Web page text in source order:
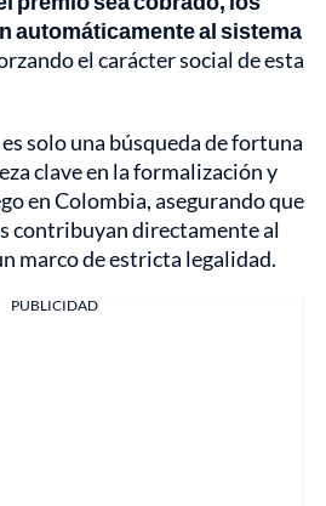
automáticamente al sistema
el carácter social de esta
solo una búsqueda de fortuna
clave en la formalización y
en Colombia, asegurando que
contribuyan directamente al
marco de estricta legalidad.
PUBLICIDAD